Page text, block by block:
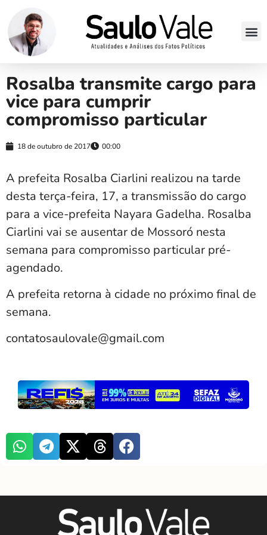
Rosalba transmite cargo para
vice para cumprir
compromisso particular
18 de outubro de 2017 00:00
A prefeita Rosalba Ciarlini realizou na tarde
desta terça-feira, 17, a transmissão do cargo
para a vice-prefeita Nayara Gadelha. Rosalba
Ciarlini vai se ausentar de Mossoró nesta
semana para compromisso particular pré-
agendado.
A prefeita retorna à cidade no próximo final de
semana.
contatosaulovale@gmail.com